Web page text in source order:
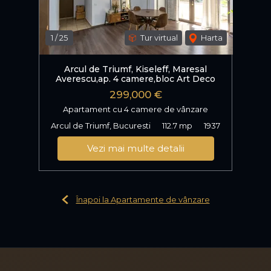
1 /25 Tur virtual Harta
Arcul de Triumf, Kiseleff, Maresal
Averescu,ap. 4 camere,bloc Art Deco
299,000 €
Apartament cu 4 camere de vânzare
Arcul de Triumf, Bucuresti
112.7 mp 1937
Vezi mai multe detalii
Înapoi la Apartamente de vânzare